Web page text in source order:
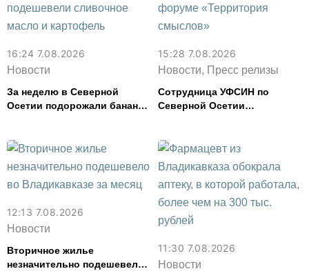
16:24 7.08.2026
Новости
За неделю в Северной
Осетии подорожали бананы
картофель
15:28 7.08.2026
Новости, Пресс релизы
Сотрудница УФСИН по
Северной Осетии
смыслов»
12:13 7.08.2026
Новости
Вторичное жилье
незначительно подешевело
11:30 7.08.2026
Новости